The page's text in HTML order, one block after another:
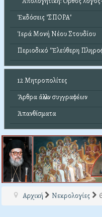
Ἐκδόσεις "ΣΠΟΡΑ"
Ἱερά Μονή Νέου Στουδίου
Περιοδικό "Ἐλεύθερη
12 Μητροπολίτες
Ἄρθρα ἄλλων συγγραφέων
Ἀπανθίσματα
Αρχική Νεκρολογίες